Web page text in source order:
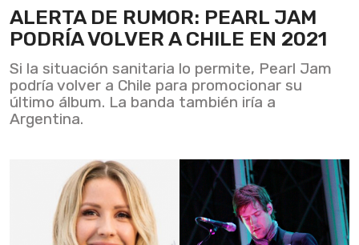
ALERTA DE RUMOR: PEARL JAM
PODRÍA VOLVER A CHILE EN 2021
Si la situación sanitaria lo permite, Pearl Jam
podría volver a Chile para promocionar su
último álbum. La banda también iría a
Argentina.